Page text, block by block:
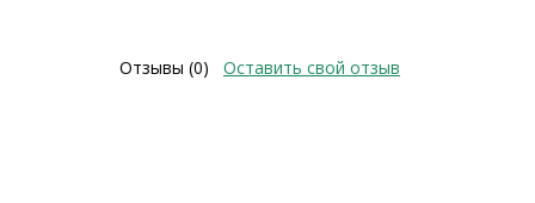
Отзывы (0) Оставить свой отзыв